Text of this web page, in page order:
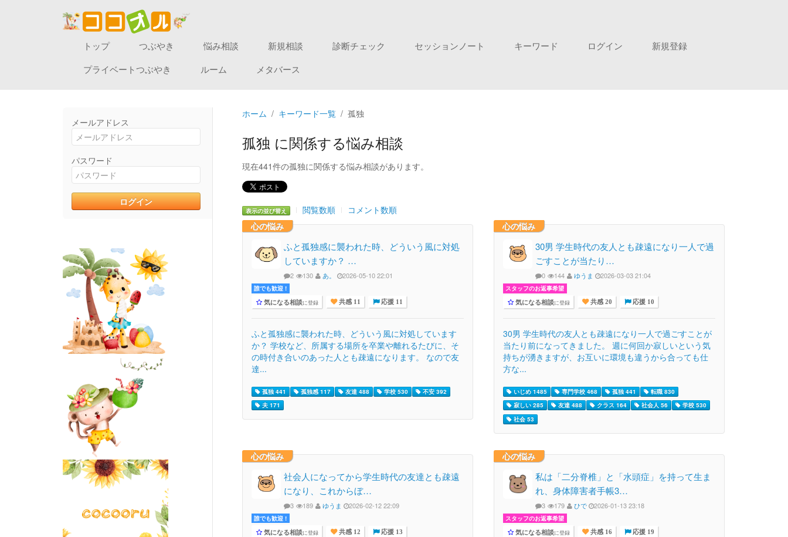
トップ つぶやき 悩み相談 新規相談 診断チェック セッションノート キーワード ログイン
新規登録
プライベートつぶやき
ルーム メタバース
メールアドレス
パスワード
ホーム キーワード一覧 孤独
孤独 に関係する悩み相談
現在441件の孤独に関係する悩み相談があります。
表示の並び替え 閲覧数順
コメント数順
心の悩み
ふと孤独感に襲われた時、どういう風に対処
していますか？ …
2 130 あ。 2026-05-10 22:01
誰でも歓迎 !
気になる相談に登録 共感 11 応援 11
ふと孤独感に襲われた時、どういう風に対処しています
か？ 学校など、所属する場所を卒業や離れるたびに、そ
の時付き合いのあった人とも疎遠になります。 なので友
達...
孤独 441 孤独感 117 友達 488 学校 530
不安 392
夫 171
心の悩み
30男 学生時代の友人とも疎遠になり一人で過
ごすことが当たり…
0 144 ゆうま 2026-03-03 21:04
スタッフのお返事希望
気になる相談に登録 共感 20 応援 10
30男 学生時代の友人とも疎遠になり一人で過ごすことが
当たり前になってきました。 週に何回か寂しいという気
持ちが湧きますが、お互いに環境も違うから合っても仕
方な...
いじめ 1485 専門学校 468 孤独 441
転職 830
寂しい 285
友達 488 クラス 164 社会人 56
学校 530
社会 53
心の悩み
社会人になってから学生時代の友達とも疎遠
になり、これからぼ…
3 189 ゆうま 2026-02-12 22:09
誰でも歓迎 !
気になる相談に登録 共感 12 応援 13
心の悩み
私は「二分脊椎」と「水頭症」を持って生ま
れ、身体障害者手帳3…
3 179 ひで 2026-01-13 23:18
スタッフのお返事希望
気になる相談に登録 共感 16 応援 19